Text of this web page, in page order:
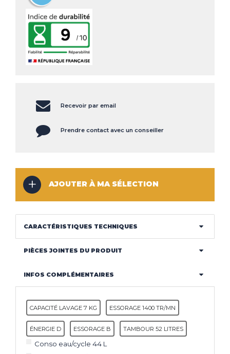
Recevoir par email
Prendre contact avec un conseiller
AJOUTER À MA SÉLECTION
CARACTÉRISTIQUES TECHNIQUES
PIÈCES JOINTES DU PRODUIT
INFOS COMPLÉMENTAIRES
CAPACITÉ LAVAGE 7 KG ESSORAGE 1400 TR/MN
ÉNERGIE D ESSORAGE B TAMBOUR 52 LITRES
Conso eau/cycle 44 L
DÉSHUMIDIFICATEUR
NOS
SERVICES
INNOVATIONS
NOS
MENTIONS LÉGALES